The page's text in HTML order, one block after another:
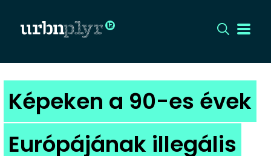
CÍMLAP
DIZÁJN
Képeken a 90-es évek
Európájának illegális